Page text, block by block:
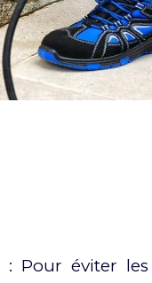
: Pour éviter